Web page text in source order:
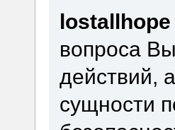
lostallhope
вопроса
действий,
сущности